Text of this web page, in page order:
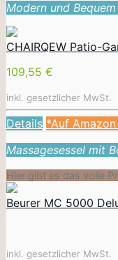
Modern und
CHAIRQEW Patio-
109,55 €
inkl. gesetzlicher MwSt.
Details *Auf
Massagesessel mit
Hier gibt es das volle
Beurer MC 5000
inkl. gesetzlicher MwSt.